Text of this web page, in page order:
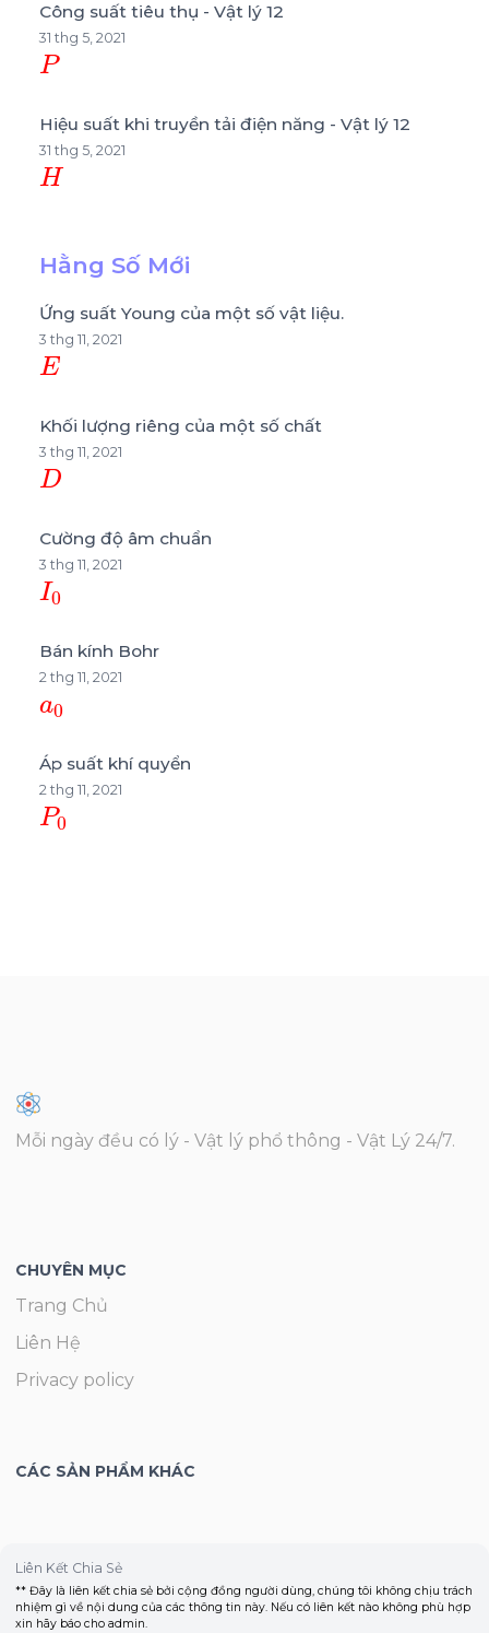
Công suất tiêu thụ - Vật lý 12
31 thg 5, 2021
P
Hiệu suất khi truyền tải điện năng - Vật lý 12
31 thg 5, 2021
H
Hằng Số Mới
Ứng suất Young của một số vật liệu.
3 thg 11, 2021
E
Khối lượng riêng của một số chất
3 thg 11, 2021
D
Cường độ âm chuẩn
3 thg 11, 2021
I0
Bán kính Bohr
2 thg 11, 2021
a0
Áp suất khí quyển
2 thg 11, 2021
P0
Mỗi ngày đều có lý - Vật lý phổ thông - Vật Lý 24/7.
CHUYÊN MỤC
Trang Chủ
Liên Hệ
Privacy policy
CÁC SẢN PHẨM KHÁC
Liên Kết Chia Sẻ
** Đây là liên kết chia sẻ bởi cộng đồng người dùng, chúng tôi không chịu trách
nhiệm gì về nội dung của các thông tin này. Nếu có liên kết nào không phù hợp
xin hãy báo cho admin.